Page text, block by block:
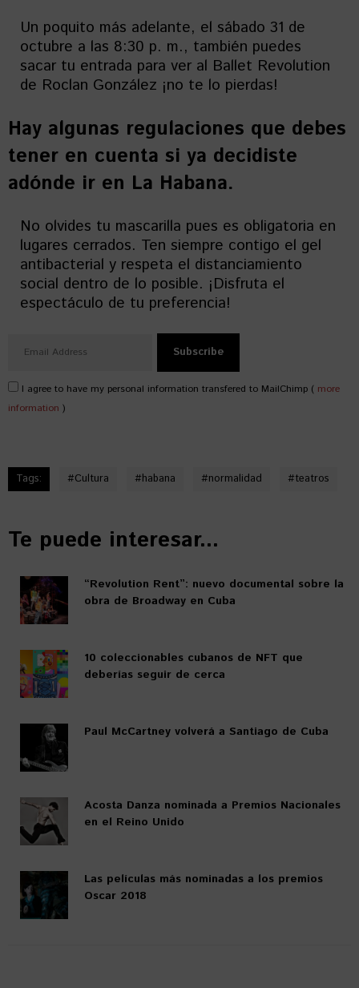
Un poquito más adelante, el sábado 31 de
octubre a las 8:30 p. m., también puedes
sacar tu entrada para ver al Ballet Revolution
de Roclan González ¡no te lo pierdas!
Hay algunas regulaciones que debes
tener en cuenta si ya decidiste
adónde ir en La Habana.
No olvides tu mascarilla pues es obligatoria en
lugares cerrados. Ten siempre contigo el gel
antibacterial y respeta el distanciamiento
social dentro de lo posible. ¡Disfruta el
espectáculo de tu preferencia!
I agree to have my personal information transfered to MailChimp ( more
information )
Tags: #Cultura #habana #normalidad #teatros
Te puede interesar...
“Revolution Rent”: nuevo documental sobre la
obra de Broadway en Cuba
10 coleccionables cubanos de NFT que
deberías seguir de cerca
Paul McCartney volverá a Santiago de Cuba
Acosta Danza nominada a Premios Nacionales
en el Reino Unido
Las películas más nominadas a los premios
Oscar 2018